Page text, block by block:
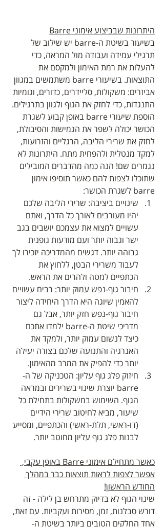
היתרונות שבביצוע אימוני Barre
בשיעור בשיטת ה-barre יש שילוב של
תרגילי עמידה ועבודה מול המראה, כדי
להעלות את רמת האימון ולמקסם את
התוצאות. בשיעורי barre משתמשים במגוון
אביזרים: משקולות, סליידרים, כדורים, וגומיות
התנגדות, כדי לחזק את הגוף ולגוון בתרגילים.
הוספת שיעורי barre באופן קבוע לשגרת
הכושר יכולה לשפר את הגמישות והסיבולת,
לחזק את שרירי הליבה, הרגליים והזרועות,
למקד מנטלית ולהפחית מתח. היתרונות לא
נגמרים שם! הנה כמה מהדברים המובילים
שתוכלו לצפות להם כאשר תוסיפו אימון
barre לשגרת הכושר:
שינויים ביציבה: שרירי הליבה שלכם
יהיו מעורבים לאורך כל הדרך, ואתם
עשויים למצוא את עצמכם יושבים בגב
ישר וגבוה יותר ועם מודעות גופנית
גבוהה יותר. דגשים מהמדריכה יזכירו לך
לעבוד משרירי הבטן, ללחוץ את
הכתפיים למטה ולהרים את הראש.
חיבור גוף-נפש עמוק יותר: רבים עשויים
להאמין שיוגה היא הדרך היחידה ליצור
חיבור גוף-נפש חזק יותר, אבל גם
מדריכי שיטת ה-barre ילמדו אתכם
כיצד לנשום עמוק יותר, ולמקד את
האנרגיה והתנועה שלכם בצורה יעילה
יותר כדי להפיק את המרב מהאימון.
חיזוק פלג גוף עליון: הטכניקה של ה-
barre יוצרת שינוי בשרירים ובמראה
הגוף. השימוש במשקולות בתחילת כל
שיעור, מביא לחיטוב שרירי הידיים
(דו-ראשי, תלת-ראשי) והכתפיים, ומסייע
לבנות פלג גוף עליון מחוטב יותר.
כאשר מתחילם אימוני Barre באופן עקבי,
אפשר לצפות לראות תוצאות כבר במהלך
החודש הראשון!
שינוי הגוף לא בדיוק מתרחש בן לילה - זה
דורש סבלנות, זמן, מסירות ועקביות. עם זאת,
אחד החלקים הטובים ביותר בשיטת ה-